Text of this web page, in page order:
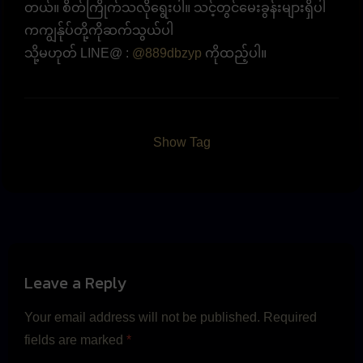
တယ်။ စိတ်ကြိုက်သလိုရွေးပါ။ သင့်တွင်မေးခွန်းများရှိပါ
ကကျွန်ုပ်တို့ကိုဆက်သွယ်ပါ
သို့မဟုတ် LINE@ : @889dbzyp ကိုထည့်ပါ။
Show Tag
Leave a Reply
Your email address will not be published. Required
fields are marked *